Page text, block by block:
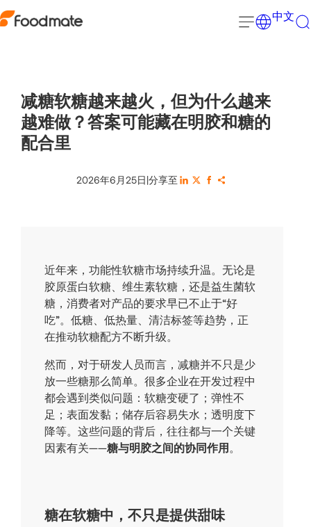
中文
减糖软糖越来越火，但为什么越来
越难做？答案可能藏在明胶和糖的
配合里
2026年6月25日|分享至
近年来，功能性软糖市场持续升温。无论是
胶原蛋白软糖、维生素软糖，还是益生菌软
糖，消费者对产品的要求早已不止于“好
吃”。低糖、低热量、清洁标签等趋势，正
在推动软糖配方不断升级。
然而，对于研发人员而言，减糖并不只是少
放一些糖那么简单。很多企业在开发过程中
都会遇到类似问题：软糖变硬了；弹性不
足；表面发黏；储存后容易失水；透明度下
降等。这些问题的背后，往往都与一个关键
因素有关——糖与明胶之间的协同作用。
糖在软糖中，不只是提供甜味